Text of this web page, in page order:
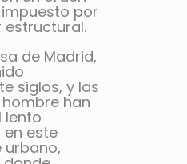
por
estructural.
de Madrid,
siglos, y las
han
lento
este
urbano,